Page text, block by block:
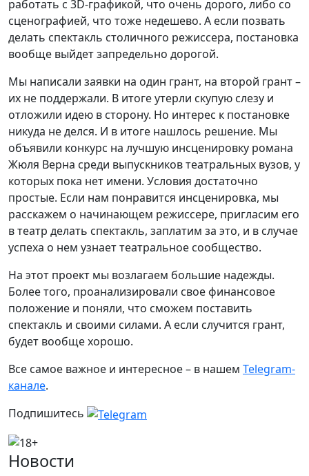
работать с 3D-графикой, что очень дорого, либо со
сценографией, что тоже недешево. А если позвать
делать спектакль столичного режиссера, постановка
вообще выйдет запредельно дорогой.
Мы написали заявки на один грант, на второй грант –
их не поддержали. В итоге утерли скупую слезу и
отложили идею в сторону. Но интерес к постановке
никуда не делся. И в итоге нашлось решение. Мы
объявили конкурс на лучшую инсценировку романа
Жюля Верна среди выпускников театральных вузов, у
которых пока нет имени. Условия достаточно
простые. Если нам понравится инсценировка, мы
расскажем о начинающем режиссере, пригласим его
в театр делать спектакль, заплатим за это, и в случае
успеха о нем узнает театральное сообщество.
На этот проект мы возлагаем большие надежды.
Более того, проанализировали свое финансовое
положение и поняли, что сможем поставить
спектакль и своими силами. А если случится грант,
будет вообще хорошо.
Все самое важное и интересное – в нашем Telegram-
канале.
Подпишитесь
Новости